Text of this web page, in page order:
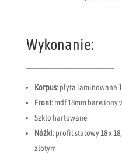
Wykonanie:
Korpus: płyta laminowana
Front: mdf 18mm barwiony
Szkło hartowane
Nóżki: profil stalowy 18 x
złotym